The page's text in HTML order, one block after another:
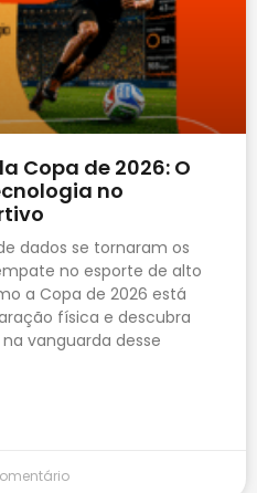
Copa de 2026: O
no
dados se tornaram os
no esporte de alto
a Copa de 2026 está
física e descubra
vanguarda desse